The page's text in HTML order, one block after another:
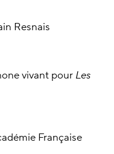
Resnais
vivant pour Les
Française